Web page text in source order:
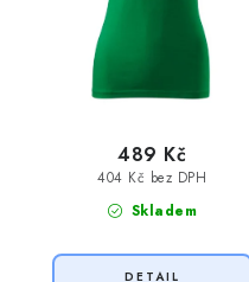
Skladem
404 Kč bez DPH
489 Kč